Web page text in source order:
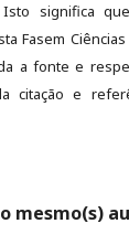
significa
Fasem
a fonte e
citação e
mesmo(s)